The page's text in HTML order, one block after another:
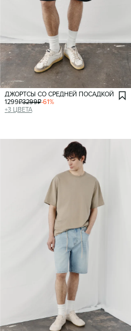
ДЖОРТСЫ СО СРЕДНЕЙ ПОСАДКОЙ
1299₽3299₽-61%
+3 ЦВЕТА